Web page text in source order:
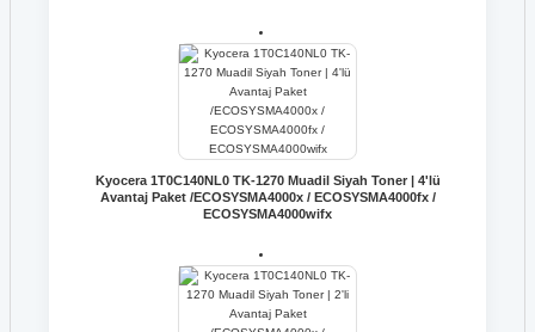
Kyocera 1T0C140NL0 TK-1270 Muadil Siyah Toner | 4'lü
Avantaj Paket /ECOSYSMA4000x / ECOSYSMA4000fx /
ECOSYSMA4000wifx